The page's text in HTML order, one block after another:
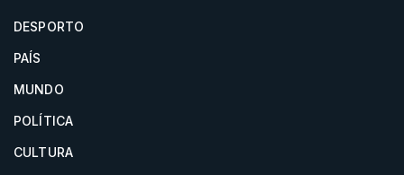
DESPORTO
PAÍS
MUNDO
POLÍTICA
CULTURA